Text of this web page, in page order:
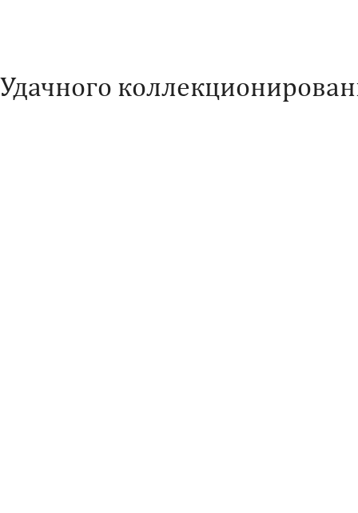
Удачного